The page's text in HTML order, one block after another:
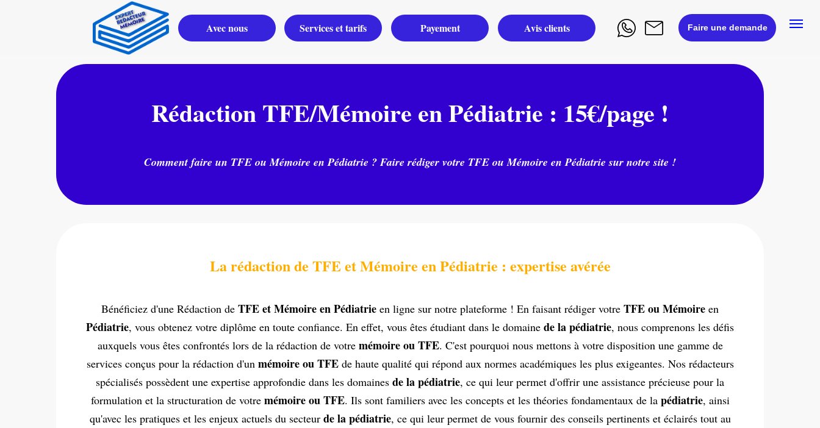
Avec nous Services et tarifs Payement Avis clients Faire une demande
Rédaction TFE/Mémoire en Pédiatrie : 15€/page !
Comment faire un TFE ou Mémoire en Pédiatrie ? Faire rédiger votre TFE ou Mémoire en Pédiatrie sur notre site !
Commandez
La rédaction de TFE et Mémoire en Pédiatrie : expertise avérée
Bénéficiez d'une Rédaction de TFE et Mémoire en Pédiatrie en ligne sur notre plateforme ! En faisant rédiger votre TFE ou Mémoire en
Pédiatrie, vous obtenez votre diplôme en toute confiance. En effet, vous êtes étudiant dans le domaine de la pédiatrie, nous comprenons les défis
auxquels vous êtes confrontés lors de la rédaction de votre mémoire ou TFE. C'est pourquoi nous mettons à votre disposition une gamme de
services conçus pour la rédaction d'un mémoire ou TFEde haute qualité qui répond aux normes académiques les plus exigeantes. Nos rédacteurs
spécialisés possèdent une expertise approfondie dans les domaines de la pédiatrie, ce qui leur permet d'offrir une assistance précieuse pour la
formulation et la structuration de votre mémoire ou TFE. Ils sont familiers avec les concepts et les théories fondamentaux de la pédiatrie, ainsi
qu'avec les pratiques et les enjeux actuels du secteur de la pédiatrie, ce qui leur permet de vous fournir des conseils pertinents et éclairés tout au